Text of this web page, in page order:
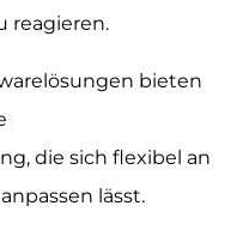
reagieren.
bieten
die sich flexibel an
lässt.